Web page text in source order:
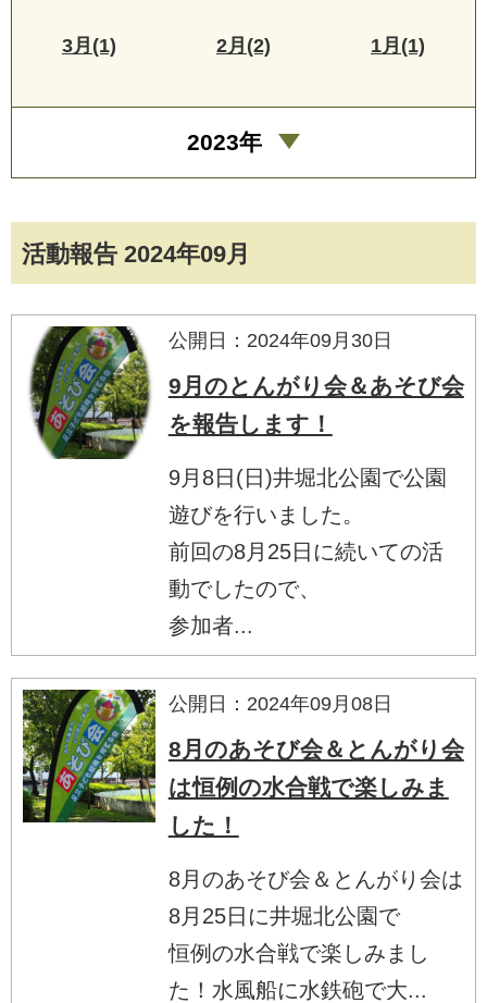
活動報告 2024年09月
公開日：2024年09月30日
9月のとんがり会＆あそび会
を報告します！
9月8日(日)井堀北公園で公園
遊びを行いました。
前回の8月25日に続いての活
動でしたので、
参加者...
公開日：2024年09月08日
8月のあそび会＆とんがり会
は恒例の水合戦で楽しみま
した！
8月のあそび会＆とんがり会は
8月25日に井堀北公園で
恒例の水合戦で楽しみまし
た！水風船に水鉄砲で大...
3月(1) 2月(2) 1月(1)
2023年